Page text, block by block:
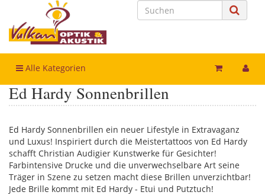
Alle Kategorien
Ed Hardy Sonnenbrillen
Ed Hardy Sonnenbrillen ein neuer Lifestyle in Extravaganz
und Luxus! Inspiriert durch die Meistertattoos von Ed Hardy
schafft Christian Audigier Kunstwerke für Gesichter!
Farbintensive Drucke und die unverwechselbare Art seine
Träger in Szene zu setzen macht diese Brillen unverzichtbar!
Jede Brille kommt mit Ed Hardy - Etui und Putztuch!